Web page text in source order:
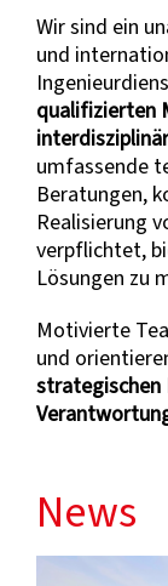
Wir sind ein
und
qualifizierten
umfassende
Beratungen,
Realisierung
verpflichtet,
Lösungen zu
Motivierte
und
strategischen
News